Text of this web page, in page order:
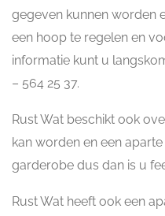
gegeven kunnen worden
een hoop te regelen en
informatie kunt u
– 564 25 37.
Rust Wat beschikt ook
kan worden en een
garderobe dus dan is u
Rust Wat heeft ook een